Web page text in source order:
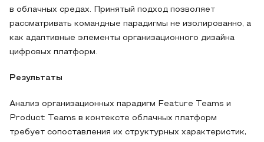
в облачных средах. Принятый подход позволяет
рассматривать командные парадигмы не изолированно, а
как адаптивные элементы организационного дизайна
цифровых платформ.
Результаты
Анализ организационных парадигм Feature Teams и
Product Teams в контексте облачных платформ
требует сопоставления их структурных характеристик,